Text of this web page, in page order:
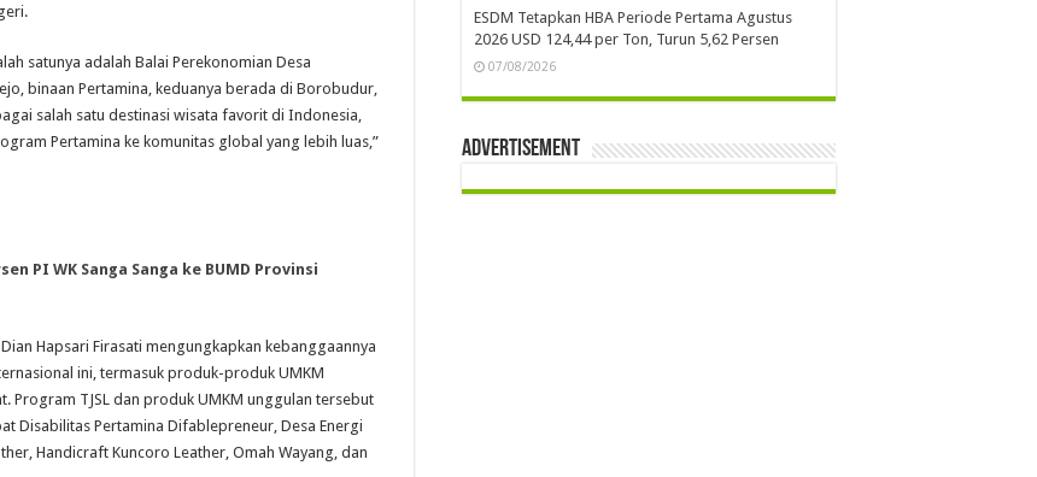
satunya adalah Balai Perekonomian Desa
binaan Pertamina, keduanya berada di Borobudur,
salah satu destinasi wisata favorit di Indonesia,
Pertamina ke komunitas global yang lebih luas,”
PI WK Sanga Sanga ke BUMD Provinsi
Hapsari Firasati mengungkapkan kebanggaannya
ini, termasuk produk-produk UMKM
Program TJSL dan produk UMKM unggulan tersebut
Disabilitas Pertamina Difablepreneur, Desa Energi
Handicraft Kuncoro Leather, Omah Wayang, dan
ESDM Tetapkan HBA Periode Pertama Agustus
2026 USD 124,44 per Ton, Turun 5,62 Persen
07/08/2026
Advertisement